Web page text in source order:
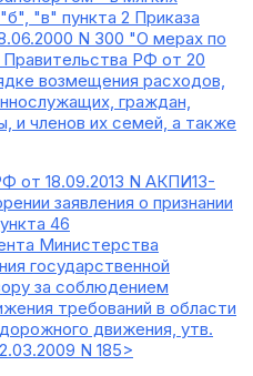
"в" пункта 2 Приказа
N 300 "О мерах по
РФ от 20
возмещения расходов,
граждан,
и членов их семей, а также
от 18.09.2013 N АКПИ13-
заявления о признании
46
Министерства
государственной
за соблюдением
требований в области
движения, утв.
N 185>